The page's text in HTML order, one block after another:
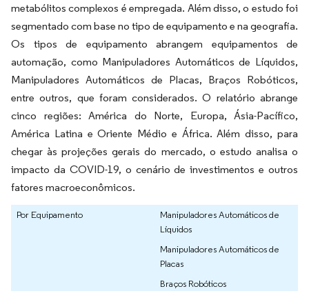
metabólitos complexos é empregada. Além disso, o estudo foi
segmentado com base no tipo de equipamento e na geografia.
Os tipos de equipamento abrangem equipamentos de
automação, como Manipuladores Automáticos de Líquidos,
Manipuladores Automáticos de Placas, Braços Robóticos,
entre outros, que foram considerados. O relatório abrange
cinco regiões: América do Norte, Europa, Ásia-Pacífico,
América Latina e Oriente Médio e África. Além disso, para
chegar às projeções gerais do mercado, o estudo analisa o
impacto da COVID-19, o cenário de investimentos e outros
fatores macroeconômicos.
Por Equipamento
Manipuladores Automáticos de
Líquidos
Manipuladores Automáticos de
Placas
Braços Robóticos